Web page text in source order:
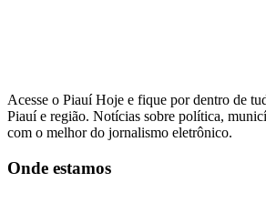
Acesse o Piauí Hoje e fique por dentro de
Piauí e região. Notícias sobre política,
com o melhor do jornalismo eletrônico.
Onde estamos